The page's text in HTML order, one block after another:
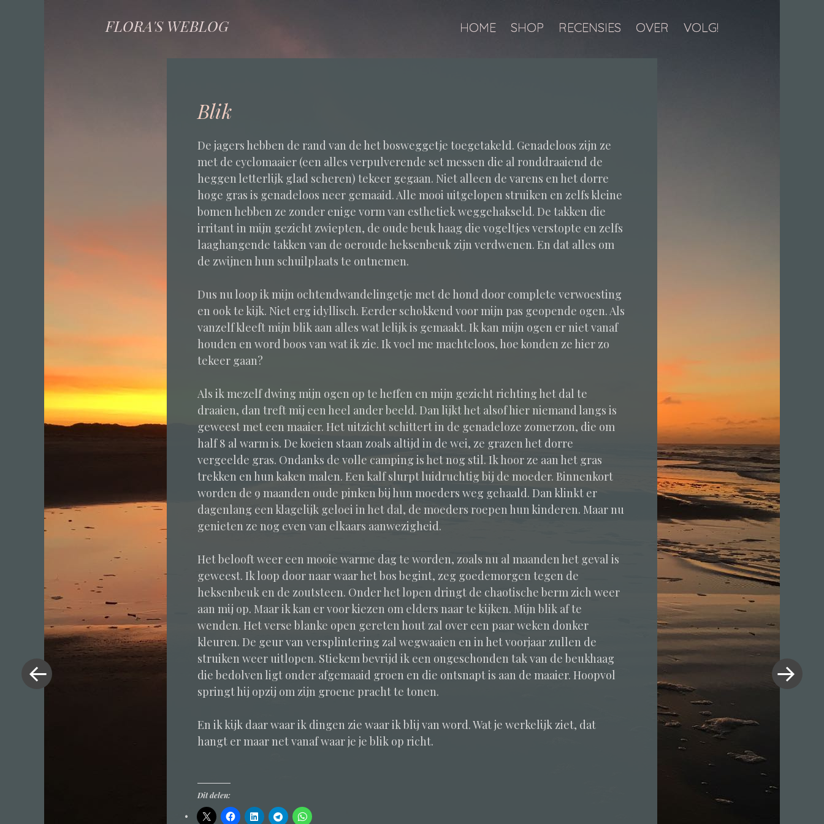
FLORA'S WEBLOG MENUHOME SHOP RECENSIES OVER VOLG!
Blik
De jagers hebben de rand van de het bosweggetje toegetakeld. Genadeloos zijn ze
met de cyclomaaier (een alles verpulverende set messen die al ronddraaiend de
heggen letterlijk glad scheren) tekeer gegaan. Niet alleen de varens en het dorre
hoge gras is genadeloos neer gemaaid. Alle mooi uitgelopen struiken en zelfs kleine
bomen hebben ze zonder enige vorm van esthetiek weggehakseld. De takken die
irritant in mijn gezicht zwiepten, de oude beuk haag die vogeltjes verstopte en zelfs
laaghangende takken van de oeroude heksenbeuk zijn verdwenen. En dat alles om
de zwijnen hun schuilplaats te ontnemen.
Dus nu loop ik mijn ochtendwandelingetje met de hond door complete verwoesting
en ook te kijk. Niet erg idyllisch. Eerder schokkend voor mijn pas geopende ogen. Als
vanzelf kleeft mijn blik aan alles wat lelijk is gemaakt. Ik kan mijn ogen er niet vanaf
houden en word boos van wat ik zie. Ik voel me machteloos, hoe konden ze hier zo
tekeer gaan?
Als ik mezelf dwing mijn ogen op te heffen en mijn gezicht richting het dal te
draaien, dan treft mij een heel ander beeld. Dan lijkt het alsof hier niemand langs is
geweest met een maaier. Het uitzicht schittert in de genadeloze zomerzon, die om
half 8 al warm is. De koeien staan zoals altijd in de wei, ze grazen het dorre
vergeelde gras. Ondanks de volle camping is het nog stil. Ik hoor ze aan het gras
trekken en hun kaken malen. Een kalf slurpt luidruchtig bij de moeder. Binnenkort
worden de 9 maanden oude pinken bij hun moeders weg gehaald. Dan klinkt er
dagenlang een klagelijk geloei in het dal, de moeders roepen hun kinderen. Maar nu
genieten ze nog even van elkaars aanwezigheid.
Het belooft weer een mooie warme dag te worden, zoals nu al maanden het geval is
geweest. Ik loop door naar waar het bos begint, zeg goedemorgen tegen de
heksenbeuk en de zoutsteen. Onder het lopen dringt de chaotische berm zich weer
aan mij op. Maar ik kan er voor kiezen om elders naar te kijken. Mijn blik af te
wenden. Het verse blanke open gereten hout zal over een paar weken donker
kleuren. De geur van versplintering zal wegwaaien en in het voorjaar zullen de
struiken weer uitlopen. Stiekem bevrijd ik een ongeschonden tak van de beukhaag
die bedolven ligt onder afgemaaid groen en die ontsnapt is aan de maaier. Hoopvol
springt hij opzij om zijn groene pracht te tonen.
En ik kijk daar waar ik dingen zie waar ik blij van word. Wat je werkelijk ziet, dat
hangt er maar net vanaf waar je je blik op richt.
Dit delen:
bericht
Volgend
bericht